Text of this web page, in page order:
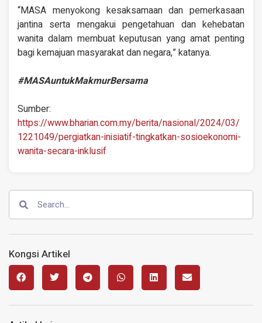
“MASA menyokong kesaksamaan dan pemerkasaan
jantina serta mengakui pengetahuan dan kehebatan
wanita dalam membuat keputusan yang amat penting
bagi kemajuan masyarakat dan negara,” katanya.
#MASAuntukMakmurBersama
Sumber:
https://www.bharian.com.my/berita/nasional/2024/03/
1221049/pergiatkan-inisiatif-tingkatkan-sosioekonomi-
wanita-secara-inklusif
Kongsi Artikel